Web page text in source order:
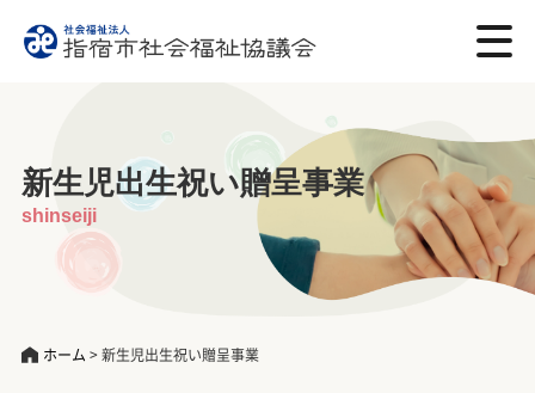
新生児出生祝い贈呈事業
shinseiji
ホーム >新生児出生祝い贈呈事業